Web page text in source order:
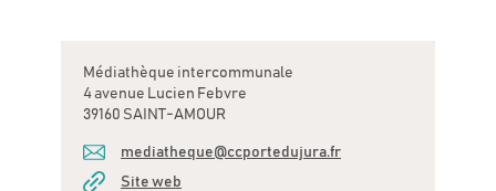
Médiathèque intercommunale
4 avenue Lucien Febvre
39160 SAINT-AMOUR
mediatheque@ccportedujura.fr
Site web